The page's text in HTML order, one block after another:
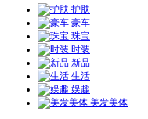
护肤
豪车
珠宝
时装
新品
生活
娱趣
美发美体